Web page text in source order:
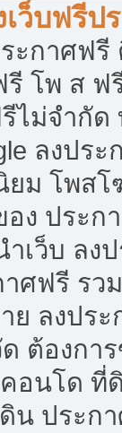
เว็บฟรีป
ระกาศฟ
รี โพ ส ฟ
ไม่จำกัด
ลงประ
ยม โพส
ง ประก
เว็บ ลง
ศฟรี รว
ย ลงปร
ต้องกา
อนโด ที่
น ประก